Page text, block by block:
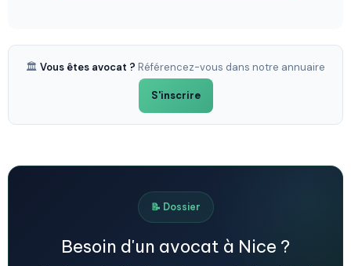
🏛️ Vous êtes avocat ? Référencez-vous dans notre annuaire
S'inscrire
📝 Dossier
Besoin d'un avocat à Nice ?